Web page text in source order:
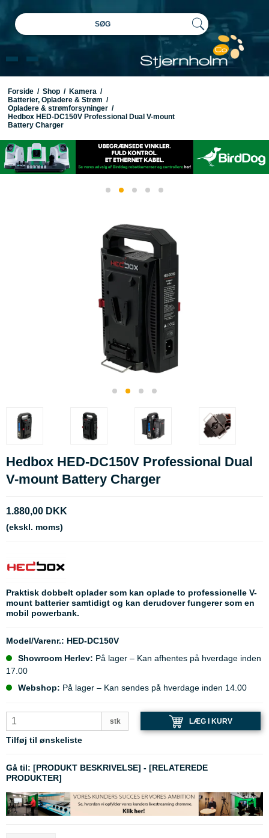
SØG
Forside / Shop / Kamera /
Batterier, Opladere & Strøm /
Opladere & strømforsyninger /
Hedbox HED-DC150V Professional Dual V-mount
Battery Charger
Hedbox HED-DC150V Professional Dual
V-mount Battery Charger
1.880,00 DKK
(ekskl. moms)
Praktisk dobbelt oplader som kan oplade to professionelle V-
mount batterier samtidigt og kan derudover fungerer som en
mobil powerbank.
Model/Varenr.: HED-DC150V
Showroom Herlev: På lager – Kan afhentes på hverdage inden
17.00
Webshop: På lager – Kan sendes på hverdage inden 14.00
stk LÆG I KURV
Tilføj til ønskeliste
Gå til: [PRODUKT BESKRIVELSE] - [RELATEREDE
PRODUKTER]